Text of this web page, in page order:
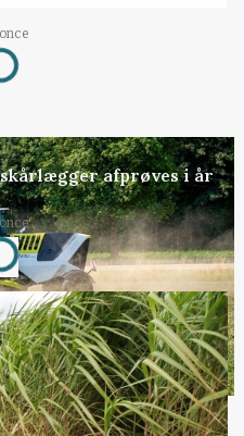
afprøves i år